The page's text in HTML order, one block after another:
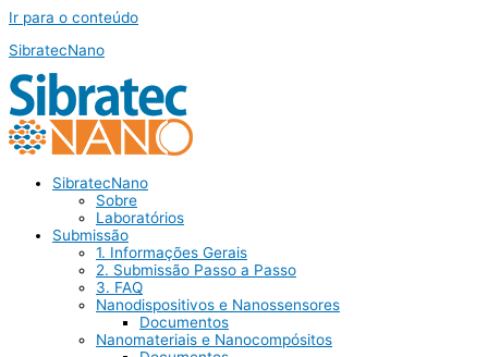
Ir para o conteúdo
SibratecNano
SibratecNano
Sobre
Laboratórios
Submissão
1. Informações Gerais
2. Submissão Passo a Passo
3. FAQ
Nanodispositivos e Nanossensores
Documentos
Nanomateriais e Nanocompósitos